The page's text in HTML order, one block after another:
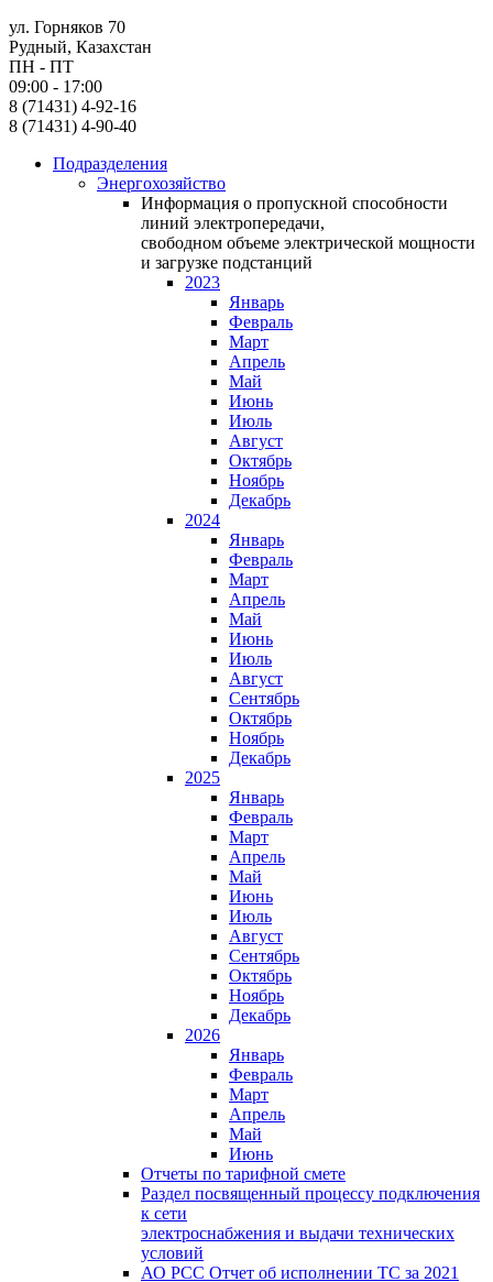
ул. Горняков 70
Рудный, Казахстан
ПН - ПТ
09:00 - 17:00
8 (71431) 4-92-16
8 (71431) 4-90-40
Подразделения
Энергохозяйство
Информация о пропускной способности
линий электропередачи,
свободном объеме электрической мощности
и загрузке подстанций
2023
Январь
Февраль
Март
Апрель
Май
Июнь
Июль
Август
Октябрь
Ноябрь
Декабрь
2024
Январь
Февраль
Март
Апрель
Май
Июнь
Июль
Август
Сентябрь
Октябрь
Ноябрь
Декабрь
2025
Январь
Февраль
Март
Апрель
Май
Июнь
Июль
Август
Сентябрь
Октябрь
Ноябрь
Декабрь
2026
Январь
Февраль
Март
Апрель
Май
Июнь
Отчеты по тарифной смете
Раздел посвященный процессу подключения
к сети
электроснабжения и выдачи технических
условий
АО РСС Отчет об исполнении ТС за 2021